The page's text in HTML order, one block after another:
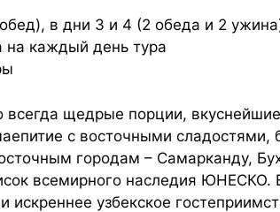
в дни 3 и 4 (2 обеда и 2
на каждый день тура
всегда щедрые порции,
с восточными сладостями,
городам – Самарканду,
всемирного наследия ЮНЕСКО.
искреннее узбекское